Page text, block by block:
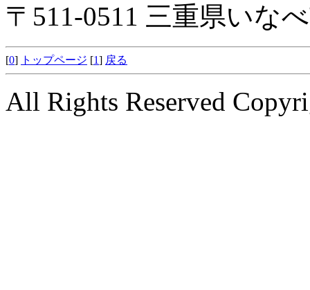
〒511-0511 三重県いな
[0] トップページ [1] 戻る
All Rights Reserved